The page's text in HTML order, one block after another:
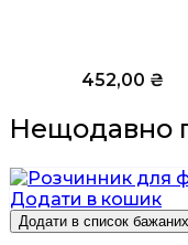
452,00 ₴
Нещодавно
Додати в кошик
Додати в список бажаних